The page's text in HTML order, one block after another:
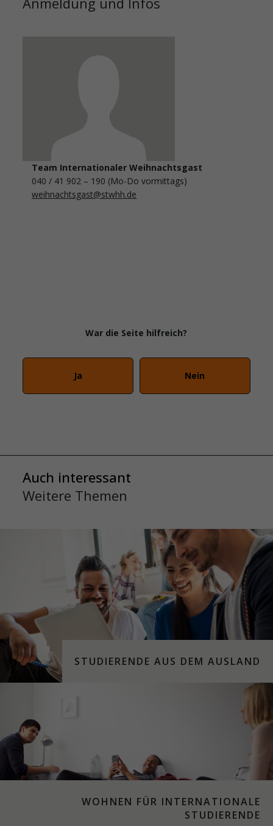
Team Internationaler Weihnachtsgast
040 / 41 902 – 190 (Mo-Do vormittags)
weihnachtsgast@stwhh.de
War die Seite hilfreich?
Ja Nein
Auch interessant
Weitere Themen
STUDIERENDE AUS DEM AUSLAND
WOHNEN FÜR INTERNATIONALE
STUDIERENDE